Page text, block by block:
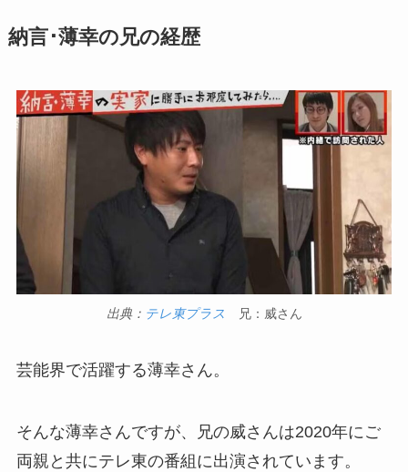
納言･薄幸の兄の経歴
出典： テレ東プラス 兄：威さん
芸能界で活躍する薄幸さん。
そんな薄幸さんですが、兄の威さんは2020年にご
両親と共にテレ東の番組に出演されています。